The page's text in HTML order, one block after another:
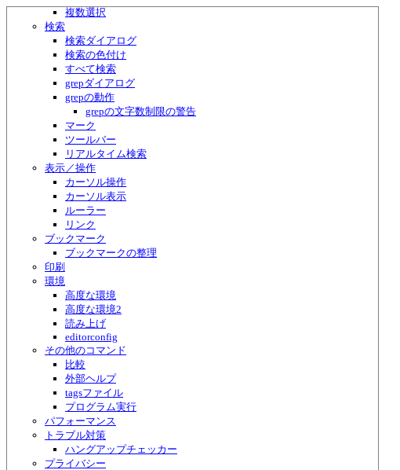
複数選択
検索
検索ダイアログ
検索の色付け
すべて検索
grepダイアログ
grepの動作
grepの文字数制限の警告
マーク
ツールバー
リアルタイム検索
表示／操作
カーソル操作
カーソル表示
ルーラー
リンク
ブックマーク
ブックマークの整理
印刷
環境
高度な環境
高度な環境2
読み上げ
editorconfig
その他のコマンド
比較
外部ヘルプ
tagsファイル
プログラム実行
パフォーマンス
トラブル対策
ハングアップチェッカー
プライバシー